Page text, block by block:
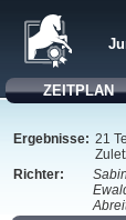
ZEITPLAN
Ergebnisse: 21
Richter: